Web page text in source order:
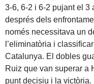
3-6, 6-2 i 6-2 pujant el 3
després dels
només necessitava un
l’eliminatòria i
Catalunya. El dobles
Ruiz que van superar a
punt decisiu i la victòria.